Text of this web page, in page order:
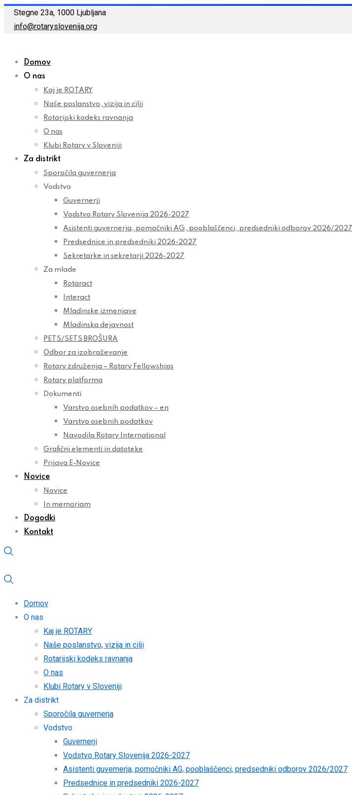
SkipStegne 23a, 1000 Ljubljana
info@rotaryslovenija.org
Domov
O nas
Kaj je ROTARY
Naše poslanstvo, vizija in cilji
Rotarijski kodeks ravnanja
O nas
Klubi Rotary v Sloveniji
Za distrikt
Sporočila guvernerja
Vodstvo
Guvernerji
Vodstvo Rotary Slovenija 2026-2027
Asistenti guvernerja, pomočniki AG, pooblaščenci, predsedniki odborov 2026/2027
Predsednice in predsedniki 2026-2027
Sekretarke in sekretarji 2026-2027
Za mlade
Rotaract
Interact
Mladinske izmenjave
Mladinska dejavnost
PETS/SETS BROŠURA
Odbor za izobraževanje
Rotary združenja – Rotary Fellowships
Rotary platforma
Dokumenti
Varstvo osebnih podatkov – en
Varstvo osebnih podatkov
Navodila Rotary International
Grafični elementi in datoteke
Prijava E-Novice
Novice
Novice
In memoriam
Dogodki
Kontakt
Domov
O nas
Kaj je ROTARY
Naše poslanstvo, vizija in cilji
Rotarijski kodeks ravnanja
O nas
Klubi Rotary v Sloveniji
Za distrikt
Sporočila guvernerja
Vodstvo
Guvernerji
Vodstvo Rotary Slovenija 2026-2027
Asistenti guvernerja, pomočniki AG, pooblaščenci, predsedniki odborov 2026/2027
Predsednice in predsedniki 2026-2027